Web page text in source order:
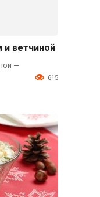
и ветчиной
—
615